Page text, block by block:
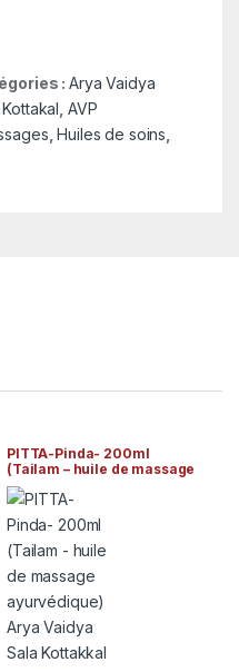
:Arya Vaidya
AVP
,Huiles de soins
PITTA-Pinda- 200ml
(Tailam – huile de massage
ayurvédique) Arya Vaidya
Sala Kottakkal